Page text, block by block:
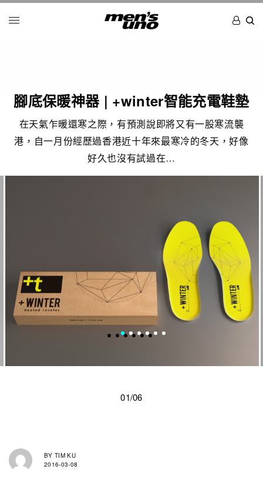
腳底保暖神器 | +winter智能充電鞋墊
在天氣乍暖還寒之際，有預測說即將又有一股寒流襲
港，自一月份經歷過香港近十年來最寒冷的冬天，好像
好久也沒有試過在…
01/06
BY TIM KU
2016-03-08